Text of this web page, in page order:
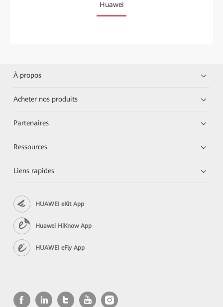
Huawei
À propos
Acheter nos produits
Partenaires
Ressources
Liens rapides
HUAWEI eKit App
Huawei HiKnow App
HUAWEI eFly App